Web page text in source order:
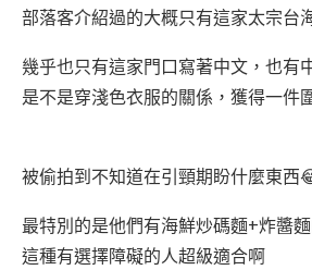
部落客介紹過的大概只有這家太宗台
幾乎也只有這家門口寫著中文，也有
是不是穿淺色衣服的關係，獲得一件
被偷拍到不知道在引頸期盼什麼東西
最特別的是他們有海鮮炒碼麵+炸醬
這種有選擇障礙的人超級適合啊